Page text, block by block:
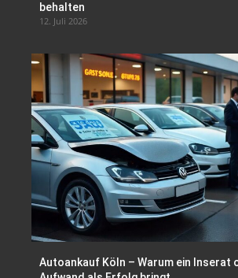
behalten
12. Juli 2026
Autoankauf Köln – Warum ein Inserat